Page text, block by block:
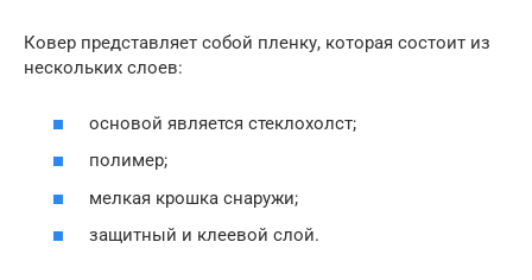
Ковер представляет собой пленку, которая состоит из
нескольких слоев:
основой является стеклохолст;
полимер;
мелкая крошка снаружи;
защитный и клеевой слой.